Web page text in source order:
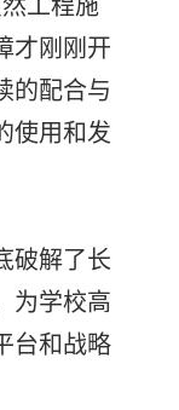
工程施
才刚刚开
的配合与
使用和发
解了长
为学校高
台和战略